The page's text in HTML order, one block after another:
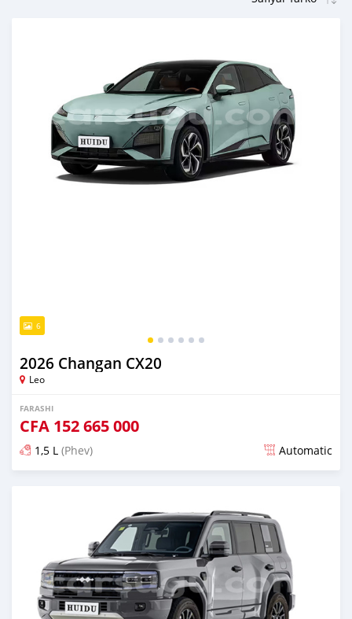
6
2026 Changan CX20
Leo
FARASHI
CFA 152 665 000
1,5 L (Phev) Automatic